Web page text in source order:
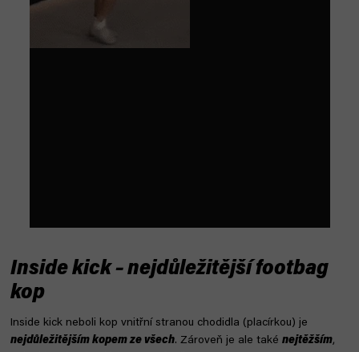
Inside kick – nejdůležitější footbag
kop
Inside kick neboli kop vnitřní stranou chodidla (placírkou) je
nejdůležitějším kopem ze všech. Zároveň je ale také nejtěžším,